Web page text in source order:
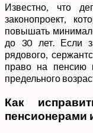
Известно, что
законопроект,
повышать
до 30 лет. Если
рядового,
право на пенсию
предельного
Как
пенсионерами